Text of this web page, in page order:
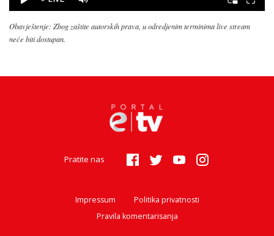
Obavještenje: Zbog zaštite autorskih prava, u odredjenim terminima live stream
neće biti dostupan.
Pratite nas
Impressum
Politika privatnosti
Pravila komentarisanja